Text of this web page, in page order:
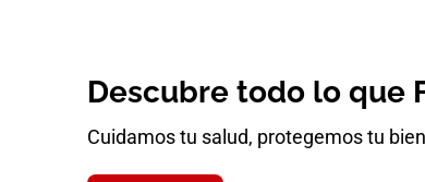
Descubre todo lo que
Cuidamos tu salud, protegemos tu